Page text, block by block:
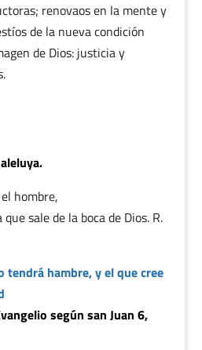
renovaos en la mente y
de la nueva condición
de Dios: justicia y
hombre,
sale de la boca de Dios. R.
tendrá hambre, y el que cree
según san Juan 6,